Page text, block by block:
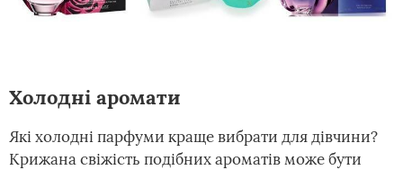
Холодні аромати
Які холодні парфуми краще вибрати для дівчини?
Крижана свіжість подібних ароматів може бути